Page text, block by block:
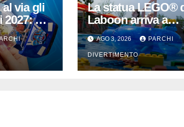
via gli
2027: per
il 2026 è
La statua LEGO®
Laboon arriva a
LEGOLAND®
Park Gardaland
AGO 3, 2026 PARCHI
DIVERTIMENTO